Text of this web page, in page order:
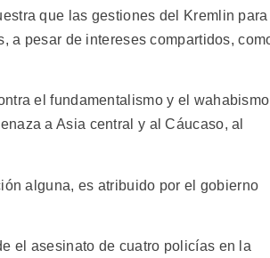
que las gestiones del Kremlin para
a pesar de intereses compartidos,
el fundamentalismo y el
a Asia central y al Cáucaso, al
alguna, es atribuido por el gobierno
el asesinato de cuatro policías en la